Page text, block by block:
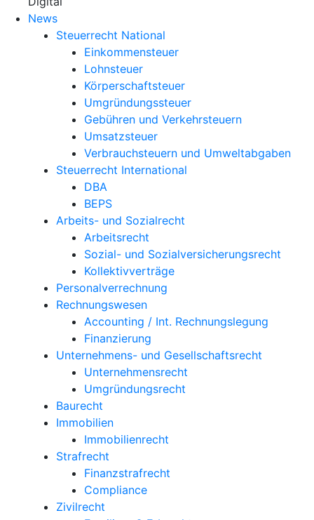
News
Steuerrecht National
Einkommensteuer
Lohnsteuer
Körperschaftsteuer
Umgründungssteuer
Gebühren und Verkehrsteuern
Umsatzsteuer
Verbrauchsteuern und Umweltabgaben
Steuerrecht International
DBA
BEPS
Arbeits- und Sozialrecht
Arbeitsrecht
Sozial- und Sozialversicherungsrecht
Kollektivverträge
Personalverrechnung
Rechnungswesen
Accounting / Int. Rechnungslegung
Finanzierung
Unternehmens- und Gesellschaftsrecht
Unternehmensrecht
Umgründungsrecht
Baurecht
Immobilien
Immobilienrecht
Strafrecht
Finanzstrafrecht
Compliance
Zivilrecht